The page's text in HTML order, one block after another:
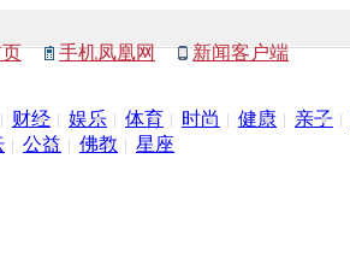
手机凤凰网 新闻客户端
财经 娱乐 体育 时尚 健康 亲子
公益 佛教 星座